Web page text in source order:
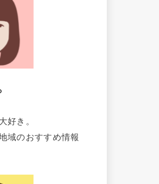
好き。
域のおすすめ情報